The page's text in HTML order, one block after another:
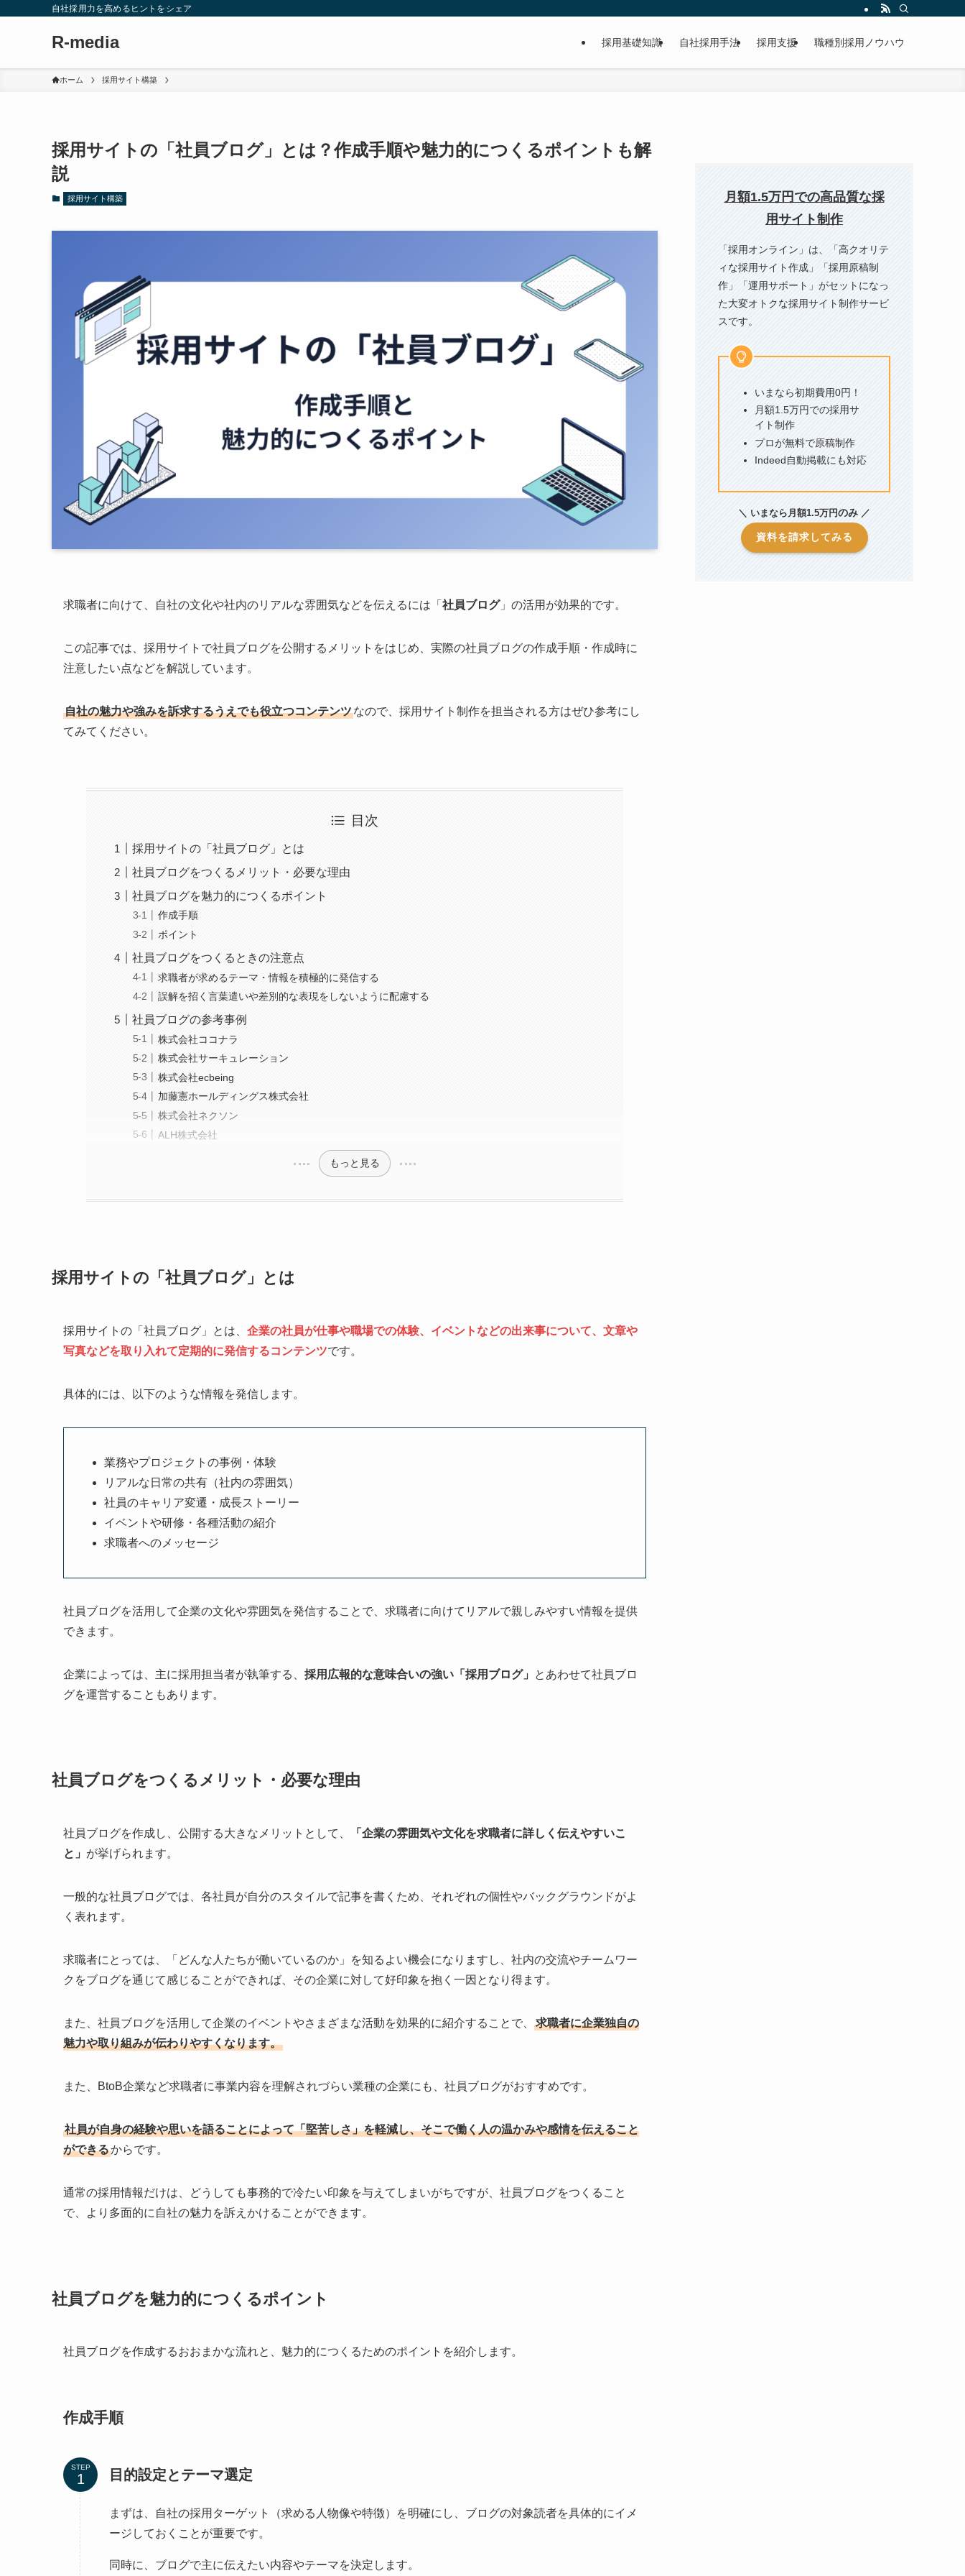
自社採用力を高めるヒントをシェア
R-media 採用基礎知識 自社採用手法 採用支援 職種別採用ノウハウ
ホーム 採用サイト構築
採用サイトの「社員ブログ」とは？作成手順や魅力的につくるポイントも解
説
採用サイト構築
求職者に向けて、自社の文化や社内のリアルな雰囲気などを伝えるには「 社員ブログ」の活用が効果的です。
この記事では、採用サイトで社員ブログを公開するメリットをはじめ、実際の社員ブログの作成手順・作成時に
注意したい点などを解説しています。
自社の魅力や強みを訴求するうえでも役立つコンテンツなので、採用サイト制作を担当される方はぜひ参考にし
てみてください。
目次
採用サイトの「社員ブログ」とは
社員ブログをつくるメリット・必要な理由
社員ブログを魅力的につくるポイント
作成手順
ポイント
社員ブログをつくるときの注意点
求職者が求めるテーマ・情報を積極的に発信する
誤解を招く言葉遣いや差別的な表現をしないように配慮する
社員ブログの参考事例
株式会社ココナラ
株式会社サーキュレーション
株式会社ecbeing
加藤憲ホールディングス株式会社
株式会社ネクソン
ALH株式会社
もっと見る
採用サイトの「社員ブログ」とは
採用サイトの「社員ブログ」とは、 企業の社員が仕事や職場での体験、イベントなどの出来事について、文章や
写真などを取り入れて定期的に発信するコンテンツです。
具体的には、以下のような情報を発信します。
業務やプロジェクトの事例・体験
リアルな日常の共有（社内の雰囲気）
社員のキャリア変遷・成長ストーリー
イベントや研修・各種活動の紹介
求職者へのメッセージ
社員ブログを活用して企業の文化や雰囲気を発信することで、求職者に向けてリアルで親しみやすい情報を提供
できます。
企業によっては、主に採用担当者が執筆する、 採用広報的な意味合いの強い「採用ブログ」
とあわせて社員ブロ
グを運営することもあります。
社員ブログをつくるメリット・必要な理由
社員ブログを作成し、公開する大きなメリットとして、
「企業の雰囲気や文化を求職者に詳しく伝えやすいこ
と」 が挙げられます。
一般的な社員ブログでは、各社員が自分のスタイルで記事を書くため、それぞれの個性やバックグラウンドがよ
く表れます。
求職者にとっては、「どんな人たちが働いているのか」を知るよい機会になりますし、社内の交流やチームワー
クをブログを通じて感じることができれば、その企業に対して好印象を抱く一因となり得ます。
また、社員ブログを活用して企業のイベントやさまざまな活動を効果的に紹介することで、
求職者に企業独自の
魅力や取り組みが伝わりやすくなります。
また、BtoB企業など求職者に事業内容を理解されづらい業種の企業にも、社員ブログがおすすめです。
社員が自身の経験や思いを語ることによって「堅苦しさ」を軽減し、そこで働く人の温かみや感情を伝えること
ができるからです。
通常の採用情報だけは、どうしても事務的で冷たい印象を与えてしまいがちですが、社員ブログをつくること
で、より多面的に自社の魅力を訴えかけることができます。
社員ブログを魅力的につくるポイント
社員ブログを作成するおおまかな流れと、魅力的につくるためのポイントを紹介します。
作成手順
STEP 目的設定とテーマ選定
まずは、自社の採用ターゲット（求める人物像や特徴）を明確にし、ブログの対象読者を具体的にイメ
ージしておくことが重要です。
同時に、ブログで主に伝えたい内容やテーマを決定します。
月額1.5万円での高品質な採
用サイト制作
「採用オンライン」は、「⾼クオリテ
ィな採⽤サイト作成」「採⽤原稿制
作」「運用サポート」がセットになっ
た大変オトクな採用サイト制作サービ
スです。
いまなら初期費用0円！
月額1.5万円での採用サ
イト制作
プロが無料で原稿制作
Indeed自動掲載にも対応
＼ いまなら月額1.5万円のみ ／
資料を請求してみる